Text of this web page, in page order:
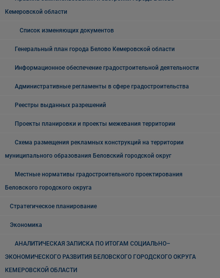
Кемеровской области
Список изменяющих документов
Генеральный план города Белово Кемеровской области
Информационное обеспечение градостроительной деятельности
Административные регламенты в сфере градостроительства
Реестры выданных разрешений
Проекты планировки и проекты межевания территории
Схема размещения рекламных конструкций на территории
муниципального образования Беловский городской округ
Местные нормативы градостроительного проектирования
Беловского городского округа
Стратегическое планирование
Экономика
АНАЛИТИЧЕСКАЯ ЗАПИСКА ПО ИТОГАМ СОЦИАЛЬНО–
ЭКОНОМИЧЕСКОГО РАЗВИТИЯ БЕЛОВСКОГО ГОРОДСКОГО ОКРУГА
КЕМЕРОВСКОЙ ОБЛАСТИ